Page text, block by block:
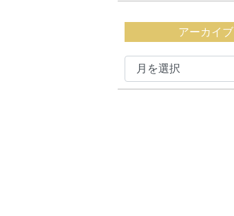
アーカイブ